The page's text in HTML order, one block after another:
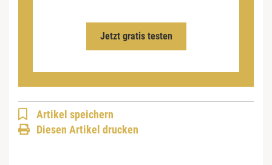
Jetzt gratis testen
Artikel speichern
Diesen Artikel drucken